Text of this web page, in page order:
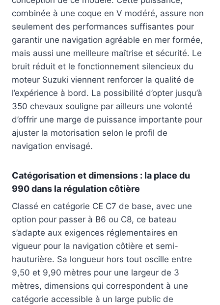
combinée à une coque en V modéré, assure non
seulement des performances suffisantes pour
garantir une navigation agréable en mer formée,
mais aussi une meilleure maîtrise et sécurité. Le
bruit réduit et le fonctionnement silencieux du
moteur Suzuki viennent renforcer la qualité de
l’expérience à bord. La possibilité d’opter jusqu’à
350 chevaux souligne par ailleurs une volonté
d’offrir une marge de puissance importante pour
ajuster la motorisation selon le profil de
navigation envisagé.
Catégorisation et dimensions : la place du
990 dans la régulation côtière
Classé en catégorie CE C7 de base, avec une
option pour passer à B6 ou C8, ce bateau
s’adapte aux exigences réglementaires en
vigueur pour la navigation côtière et semi-
hauturière. Sa longueur hors tout oscille entre
9,50 et 9,90 mètres pour une largeur de 3
mètres, dimensions qui correspondent à une
catégorie accessible à un large public de